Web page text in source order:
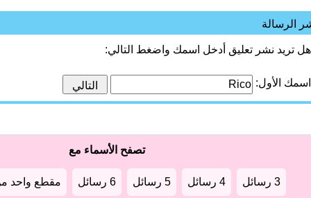
الرسالة
هل تريد نشر تعليق أدخل اسمك واضغط التالي:
اسمك الأول:
تصفح الأسماء مع
3 رسائل 4 رسائل 5 رسائل 6 رسائل مقطع واحد